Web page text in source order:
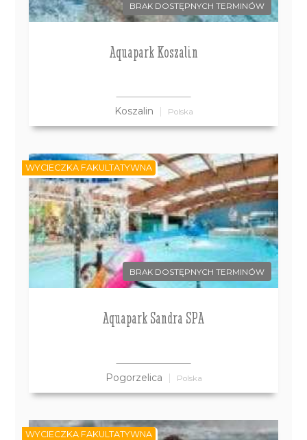
BRAK DOSTĘPNYCH TERMINÓW
Aquapark Koszalin
Koszalin Polska
BRAK DOSTĘPNYCH TERMINÓW
Aquapark Sandra SPA
Pogorzelica Polska
WYCIECZKA FAKULTATYWNA
WYCIECZKA FAKULTATYWNA